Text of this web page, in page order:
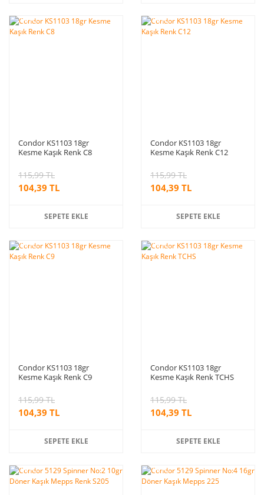
%10
Condor KS1103 18gr
Kesme Kaşık Renk C8
104,39 TL
115,99 TL
SEPETE EKLE
%10
Condor KS1103 18gr
Kesme Kaşık Renk C12
104,39 TL
115,99 TL
SEPETE EKLE
%10
Condor KS1103 18gr
Kesme Kaşık Renk C9
104,39 TL
115,99 TL
SEPETE EKLE
%10
Condor KS1103 18gr
Kesme Kaşık Renk TCHS
104,39 TL
115,99 TL
SEPETE EKLE
%10 %10